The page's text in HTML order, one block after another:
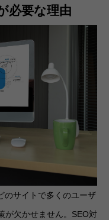
必要な理由
のサイトで多くのユーザ
が欠かせません。SEO対